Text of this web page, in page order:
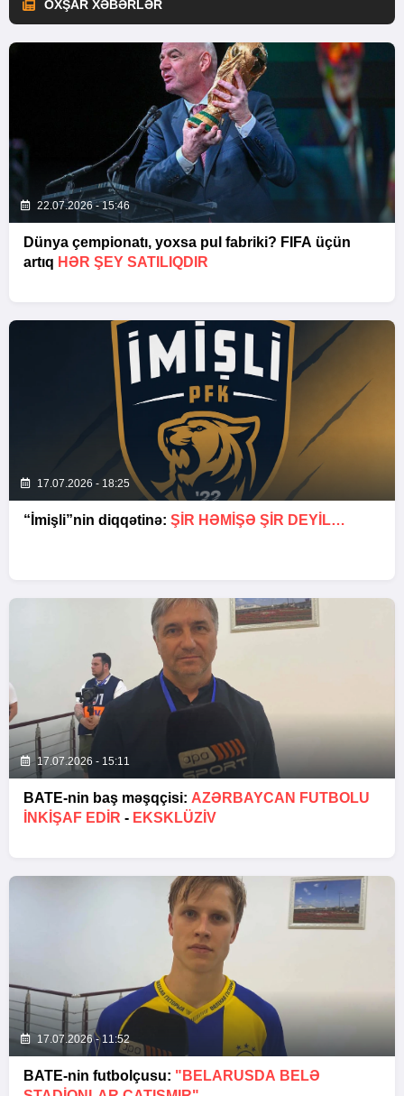
OXŞAR XƏBƏRLƏR
22.07.2026 - 15:46
Dünya çempionatı, yoxsa pul fabriki? FIFA üçün
artıq HƏR ŞEY SATILIQDIR
17.07.2026 - 18:25
“İmişli”nin diqqətinə: ŞIR HƏMIŞƏ ŞIR DEYIL…
17.07.2026 - 15:11
BATE-nin baş məşqçisi: AZƏRBAYCAN FUTBOLU
INKIŞAF EDIR - EKSKLÜZİV
17.07.2026 - 11:52
BATE-nin futbolçusu: "BELARUSDA BELƏ